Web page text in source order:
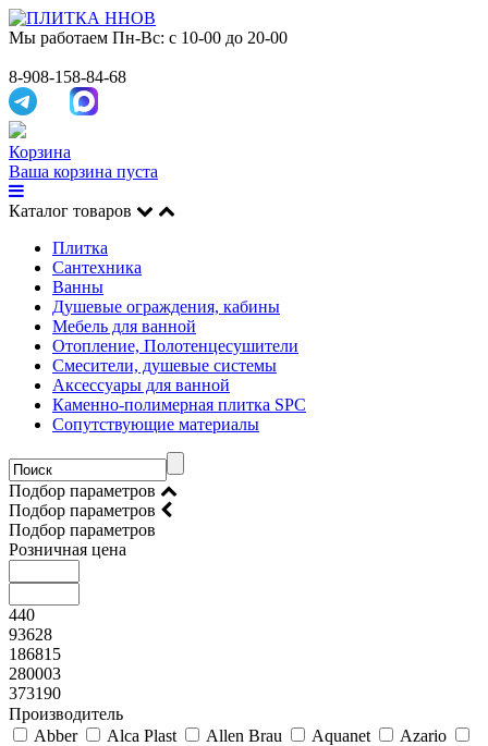
Мы работаем Пн-Вс: с 10-00 до 20-00
8-908-158-84-68
Корзина
Ваша корзина пуста
Каталог товаров
Плитка
Сантехника
Ванны
Душевые ограждения, кабины
Мебель для ванной
Отопление, Полотенцесушители
Смесители, душевые системы
Аксессуары для ванной
Каменно-полимерная плитка SPC
Сопутствующие материалы
Подбор параметров
Подбор параметров
Подбор параметров
Розничная цена
440
93628
186815
280003
373190
Производитель
Abber
Alca Plast Allen Brau Aquanet
Azario